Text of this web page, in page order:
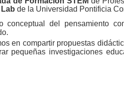
de la Universidad Pontificia
del pensamiento
en compartir propuestas
pequeñas investigaciones